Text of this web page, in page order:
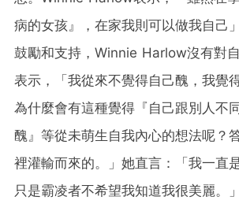
病的女孩』，在家我則可以做我自己
鼓勵和支持，Winnie Harlow沒有對
表示，「我從來不覺得自己醜，我覺
為什麼會有這種覺得『自己跟別人不
醜』等從未萌生自我內心的想法呢？
裡灌輸而來的。」她直言：「我一直
只是霸凌者不希望我知道我很美麗。」